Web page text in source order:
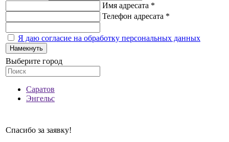
Имя адресата *
Телефон адресата *
Я даю согласие на обработку персональных данных
Намекнуть
Выберите город
Саратов
Энгельс
Спасибо за заявку!